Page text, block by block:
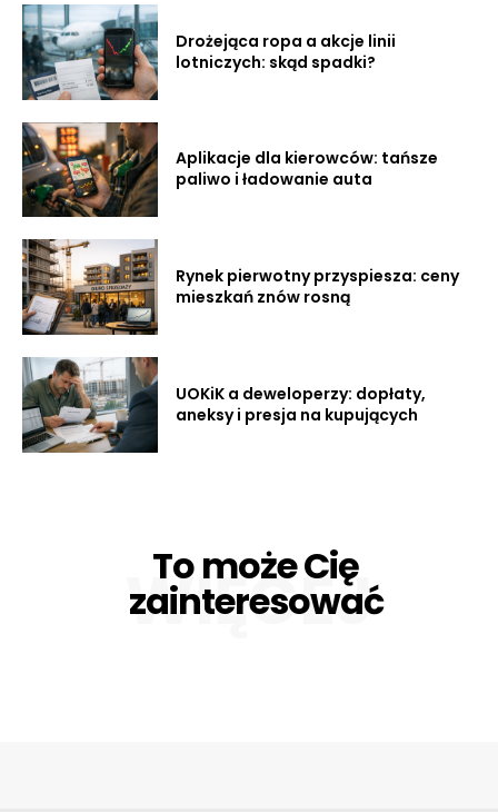
Drożejąca ropa a akcje linii
lotniczych: skąd spadki?
Aplikacje dla kierowców: tańsze
paliwo i ładowanie auta
Rynek pierwotny przyspiesza: ceny
mieszkań znów rosną
UOKiK a deweloperzy: dopłaty,
aneksy i presja na kupujących
To może Cię
zainteresować
WIĘCEJ